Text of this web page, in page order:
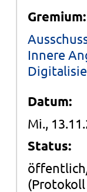
Gremium:
Innere
Datum:
Mi.,
Status: